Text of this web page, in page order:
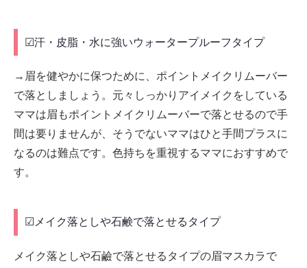
☑汗・皮脂・水に強いウォータープルーフタイプ
→眉を健やかに保つために、ポイントメイクリムーバー
で落としましょう。元々しっかりアイメイクをしている
ママは眉もポイントメイクリムーバーで落とせるので手
間は要りませんが、そうでないママはひと手間プラスに
なるのは難点です。色持ちを重視するママにおすすめで
す。
☑メイク落としや石鹸で落とせるタイプ
メイク落としや石鹼で落とせるタイプの眉マスカラで